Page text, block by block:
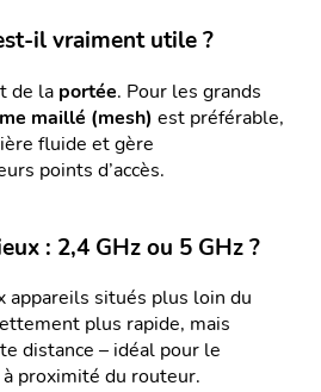
il vraiment utile ?
de la portée. Pour les grands
maillé (mesh) est préférable,
fluide et gère
points d’accès.
: 2,4 GHz ou 5 GHz ?
appareils situés plus loin du
plus rapide, mais
distance – idéal pour le
proximité du routeur.